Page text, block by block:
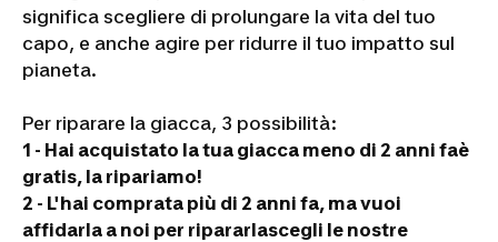
significa scegliere di prolungare la vita del tuo
capo, e anche agire per ridurre il tuo impatto sul
pianeta.
Per riparare la giacca, 3 possibilità:
1 - Hai acquistato la tua giacca meno di 2 anni faè
gratis, la ripariamo!
2 - L'hai comprata più di 2 anni fa, ma vuoi
affidarla a noi per ripararlascegli le nostre